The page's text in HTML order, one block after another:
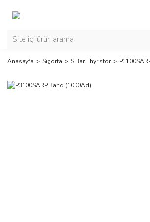
Anasayfa Sigorta SiBar Thyristor